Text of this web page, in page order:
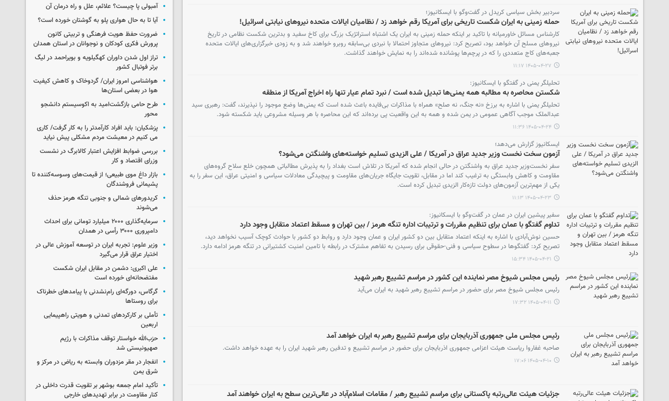
سردبیر بخش سیاسی کریدل در گفت‌وگو با ایسکانیوز؛
حمله زمینی به ایران شکست تاریخی برای آمریکا رقم خواهد زد / نظامیان ایالات متحده نیروهای نیابتی اسرائیل!
کارشناس مسائل خاورمیانه با تاکید بر اینکه حمله زمینی به ایران یک اشتباه استراتژیک بزرگ برای کاخ سفید و بدترین شکست نظامی در تاریخ
نیروهای مسلح آن خواهد بود، تصریح کرد: نیروهای متجاوز احتمالا با نبردی بی‌سابقه روبرو خواهند شد و به زودی خبرگزاری‌های ایالات متحده
جعبه‌های کاج متعددی را که در پرچم‌ها پوشانده شده‌اند را به نمایش خواهند گذاشت.
۱۴۰۵-۰۴-۲۷ ۱۱:۱۷
تحلیلگر یمنی در گفتگو با ایسکانیوز:
شکستن محاصره به مطالبه همه یمنی‌ها تبدیل شده است / نبرد تمام عیار تنها راه اخراج آمریکا از منطقه
تحلیلگر یمنی با اشاره به برزخ «نه جنگ، نه صلح» همراه با مذاکرات بی‌فایده باعث شده است که یمنی‌ها وضع موجود را نپذیرند، گفت: رهبری سید
عبدالملک موجب آگاهی عمومی در یمن شده و همه به این واقعیت پی برده‌اند که این محاصره با هر وسیله مشروعی باید شکسته شود.
۱۴۰۵-۰۴-۲۴ ۱۱:۳۶
ایسکانیوز گزارش می‌دهد؛
آزمون سخت نخست وزیر جدید عراق در آمریکا / علی الزیدی تسلیم خواسته‌های واشنگتن می‌شود؟
سفر نخست‌وزیر جدید عراق به واشنگتن در حالی انجام شده که آمریکا در تلاش است بغداد را به پذیرش مطالباتی همچون خلع سلاح گروه‌های
مقاومت و کاهش وابستگی به ترغیب کند اما در مقابل، تقویت جایگاه جریان‌های مقاومت و پیچیدگی معادلات سیاسی و امنیتی عراق، این سفر را به
یکی از مهم‌ترین آزمون‌های دولت تازه‌کار الزیدی تبدیل کرده است.
۱۴۰۵-۰۴-۲۳ ۱۱:۱۳
سفیر پیشین ایران در عمان در گفت‌وگو با ایسکانیوز:
تداوم گفتگو با عمان برای تنظیم مقررات و ترتیبات اداره تنگه هرمز / بین تهران و مسقط اعتماد متقابل وجود دارد
حسین نوش‌آبادی با اشاره به اینکه اعتماد متقابل بین دو کشور ایران و عمان وجود دارد و روابط دو کشور با حوادث کوچک آسیب نخواهد دید،
تصریح کرد: گفتگوها در سطوح سیاسی و فنی-حقوقی برای رسیدن به تفاهم مشترک در رابطه با تامین امنیت کشتیرانی در تنگه هرمز ادامه دارد.
۱۴۰۵-۰۴-۲۱ ۱۵:۳۴
رئیس مجلس شیوخ مصر نماینده این کشور در مراسم تشییع رهبر شهید
رئیس مجلس شیوخ مصر برای حضور در مراسم تشییع رهبر شهید به ایران می‌آید
۱۴۰۵-۰۴-۱۱ ۱۷:۳۲
رئیس مجلس ملی جمهوری آذربایجان برای مراسم تشییع رهبر به ایران خواهد آمد
صاحبه غفاروا ریاست هیئت اعزامی جمهوری اذربایجان برای حضور در مراسم تشییع و تدفین رهبر شهید ایران را به عهده خواهد داشت.
۱۴۰۵-۰۴-۱۰ ۱۷:۰۶
جزئیات هیئت عالی‌رتبه پاکستانی برای مراسم تشییع رهبر / مقامات اسلام‌آباد در عالی‌ترین سطح به ایران خواهند آمد
آمبولی پا چیست؟ علائم، علل و راه درمان آن
آیا تا به حال هواری پلو به گوشتان خورده است؟
ضرورت حفظ هویت فرهنگی و تربیتی کانون
پرورش فکری کودکان و نوجوانان در استان همدان
تراز اول شدن داوران کهگیلویه و بویراحمد در لیگ
برتر فوتبال کشور
هواشناسی امروز ایران/ گردوخاک و کاهش کیفیت
هوا در بعضی استان‌ها
طرح حامی بازگشت‌امید به اکوسیستم دانشجو
محور
پزشکیان: باید افراد کارآمدتر را به کار گرفت/ کاری
می کنیم در معیشت مردم مشکلی پیش نیاید
بررسی ضوابط افزایش اعتبار کالابرگ در نشست
وزرای اقتصاد و کار
بازار داغ موی طبیعی؛ از قیمت‌های وسوسه‌کننده تا
پشیمانی فروشندگان
کریدورهای شمالی و جنوبی تنگه هرمز حذف
می‌شوند
سرمایه‌گذاری ۲۰۰۰ میلیارد تومانی برای احداث
دامپروری ۳۰۰۰ رأسی در همدان
وزیر علوم: تجربه ایران در توسعه آموزش عالی در
اختیار عراق قرار می‌گیرد
علی اکبری: دشمن در مقابل ایران شکست
مفتضحانه‌ای خورده است
گرگاس، دورگه‌ای رام‌نشدنی با پیامدهای خطرناک
برای روستاها
تأملی بر کارکردهای تمدنی و هویتی راهپیمایی
اربعین
حزب‌الله خواستار توقف مذاکرات با رژیم
صهیونیستی شد
انفجار در مقر مزدوران وابسته به ریاض در مرکز و
شرق یمن
تأکید امام جمعه بوشهر بر تقویت قدرت داخلی در
کنار مقاومت در برابر تهدیدهای خارجی